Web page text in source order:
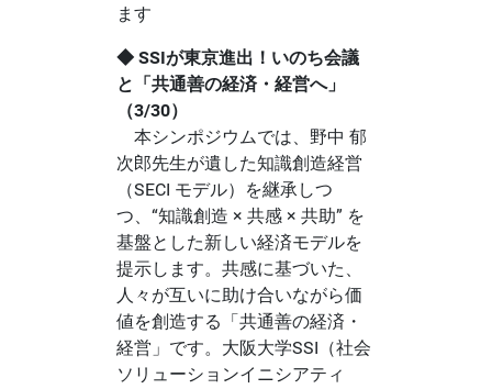
ます
◆ SSIが東京進出！いのち会議
と「共通善の経済・経営へ」
（3/30）
本シンポジウムでは、野中 郁
次郎先生が遺した知識創造経営
（SECI モデル）を継承しつ
つ、“知識創造 × 共感 × 共助” を
基盤とした新しい経済モデルを
提示します。共感に基づいた、
人々が互いに助け合いながら価
値を創造する「共通善の経済・
経営」です。大阪大学SSI（社会
ソリューションイニシアティ